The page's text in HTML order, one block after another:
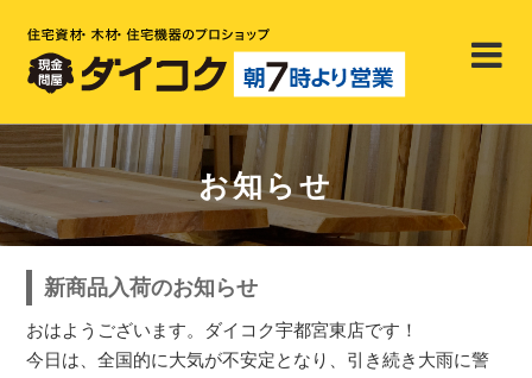
お知らせ
新商品入荷のお知らせ
おはようございます。ダイコク宇都宮東店です！
今日は、全国的に大気が不安定となり、引き続き大雨に警